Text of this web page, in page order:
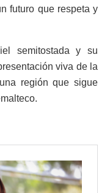
futuro que respeta y
semitostada y su
viva de la
región que sigue